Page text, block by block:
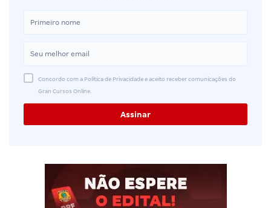
Concordo com a Política de Privacidade e aceito receber comunicações do
Gran Cursos Online.